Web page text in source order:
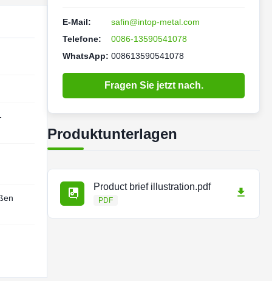
E-Mail:
safin@intop-metal.com
Telefone:
0086-13590541078
WhatsApp: 008613590541078
Fragen Sie jetzt nach.
Produktunterlagen
Product brief illustration.pdf
PDF